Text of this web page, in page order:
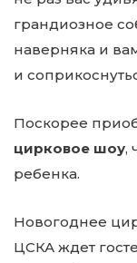
грандиозное
наверняка и
и
Поскорее
цирковое шоу,
ребенка.
Новогоднее
ЦСКА ждет